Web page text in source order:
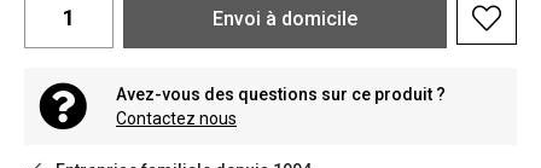
Envoi à domicile
Avez-vous des questions sur ce produit ?
Contactez nous